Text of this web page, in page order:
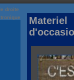
droite
Materiel